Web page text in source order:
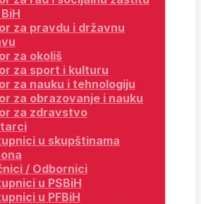
za pravdu i državnu
za okoliš
za sport i kulturu
za nauku i tehnologiju
za obrazovanje i nauku
za zdravstvo
u skupštinama
/ Odbornici
u PSBiH
u PFBiH